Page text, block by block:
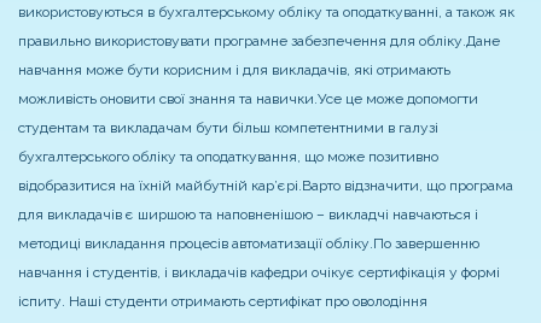
використовуються в бухгалтерському обліку та оподаткуванні, а також як
правильно використовувати програмне забезпечення для обліку.Дане
навчання може бути корисним і для викладачів, які отримають
можливість оновити свої знання та навички.Усе це може допомогти
студентам та викладачам бути більш компетентними в галузі
бухгалтерського обліку та оподаткування, що може позитивно
відобразитися на їхній майбутній кар’єрі.Варто відзначити, що програма
для викладачів є ширшою та наповненішою – викладчі навчаються і
методиці викладання процесів автоматизації обліку.По завершенню
навчання і студентів, і викладачів кафедри очікує сертифікація у формі
іспиту. Наші студенти отримають сертифікат про оволодіння